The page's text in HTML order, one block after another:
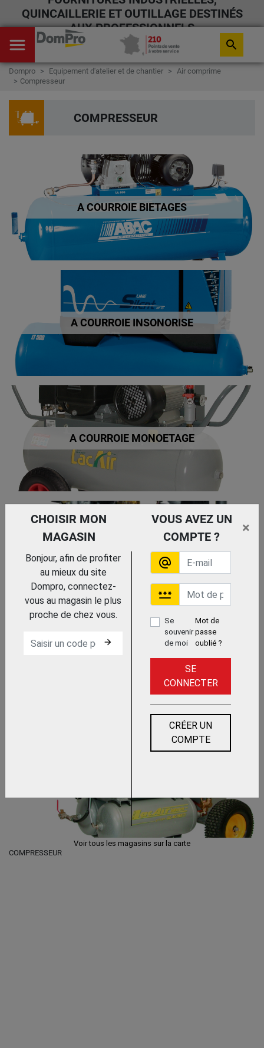
QUINCAILLERIE ET OUTILLAGE DESTINÉS
AUX PROFESSIONNELS
menu search
Dompro Equipement d'atelier et de chantier
Air comprime
Compresseur
COMPRESSEUR
A COURROIE BIETAGES
A COURROIE INSONORISE
A COURROIE MONOETAGE
MONOBLOC
COMPRESSEUR
CHOISIR MON
MAGASIN
VOUS AVEZ UN
COMPTE ?
×
Bonjour, afin de profiter
au mieux du site
Dompro, connectez-
vous au magasin le plus
proche de chez vous.
arrow_forward
alternate_email
password
Se
souvenir
de moi
Mot de
passe
oublié ?
SE
CONNECTER
CRÉER UN
COMPTE
Voir tous les magasins sur la carte